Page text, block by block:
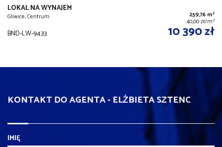
LOKAL NA WYNAJEM
Gliwice, Centrum 259,76 m2
40,00 zł/m2
BND-LW-9433 10 390 zł
KONTAKT DO AGENTA - ELŻBIETA SZTENC
IMIĘ